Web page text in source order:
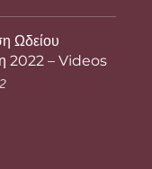
Ωδείου
2022 – Videos